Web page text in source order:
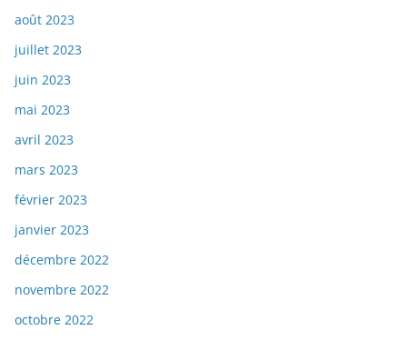
août 2023
juillet 2023
juin 2023
mai 2023
avril 2023
mars 2023
février 2023
janvier 2023
décembre 2022
novembre 2022
octobre 2022